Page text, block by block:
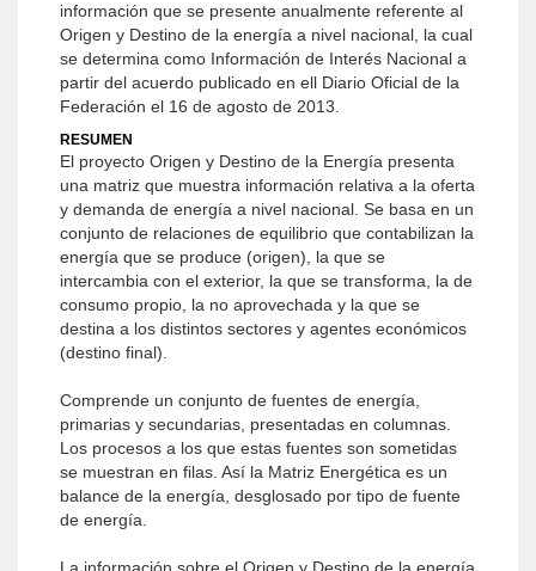
información que se presente anualmente referente al
Origen y Destino de la energía a nivel nacional, la cual
se determina como Información de Interés Nacional a
partir del acuerdo publicado en ell Diario Oficial de la
Federación el 16 de agosto de 2013.
RESUMEN
El proyecto Origen y Destino de la Energía presenta
una matriz que muestra información relativa a la oferta
y demanda de energía a nivel nacional. Se basa en un
conjunto de relaciones de equilibrio que contabilizan la
energía que se produce (origen), la que se
intercambia con el exterior, la que se transforma, la de
consumo propio, la no aprovechada y la que se
destina a los distintos sectores y agentes económicos
(destino final).
Comprende un conjunto de fuentes de energía,
primarias y secundarias, presentadas en columnas.
Los procesos a los que estas fuentes son sometidas
se muestran en filas. Así la Matriz Energética es un
balance de la energía, desglosado por tipo de fuente
de energía.